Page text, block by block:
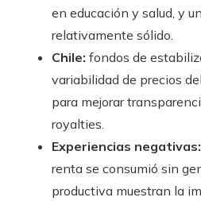
en educación y salud, y
relativamente sólido.
Chile: fondos de
variabilidad de precios
para mejorar
royalties.
Experiencias negativas:
renta se consumió sin
productiva muestran la